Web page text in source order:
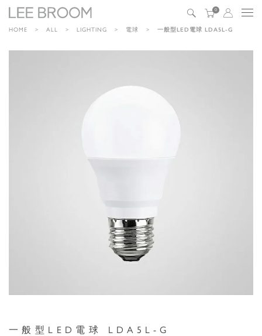
0
HOME ALL LIGHTING 電球 一般型LED電球 LDA5L-G
一般型LED電球 LDA5L-G